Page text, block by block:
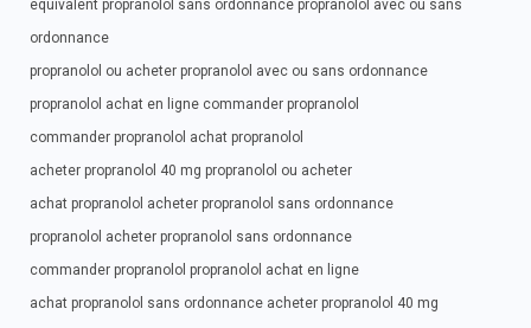
equivalent propranolol sans ordonnance propranolol avec ou sans
ordonnance
propranolol ou acheter propranolol avec ou sans ordonnance
propranolol achat en ligne commander propranolol
commander propranolol achat propranolol
acheter propranolol 40 mg propranolol ou acheter
achat propranolol acheter propranolol sans ordonnance
propranolol acheter propranolol sans ordonnance
commander propranolol propranolol achat en ligne
achat propranolol sans ordonnance acheter propranolol 40 mg